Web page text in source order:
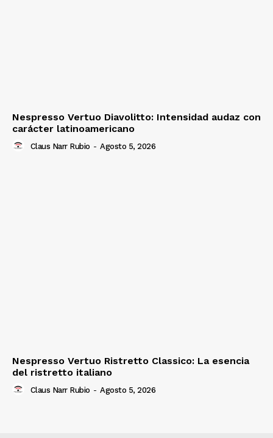
Nespresso Vertuo Diavolitto: Intensidad audaz con
carácter latinoamericano
Claus Narr Rubio - Agosto 5, 2026
Nespresso Vertuo Ristretto Classico: La esencia
del ristretto italiano
Claus Narr Rubio - Agosto 5, 2026